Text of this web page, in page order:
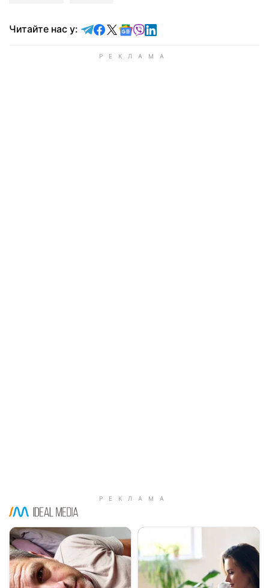
Читайте нас у: Читайте у Telegram
Читайте у Facebook
Читайте у X
Читайте у Google news
Читайте у Viber
Читайте у LinkedIn